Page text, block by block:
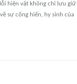
hiện vật không chỉ lưu giữ
sự cống hiến, hy sinh của